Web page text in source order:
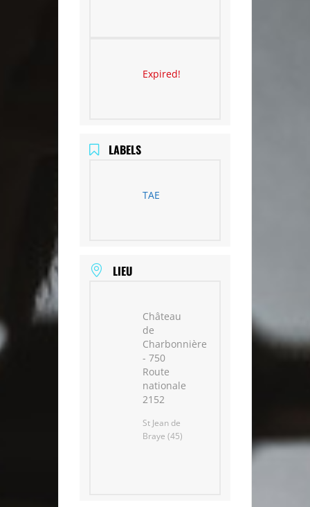
Expired!
LABELS
TAE
LIEU
Château
de
Charbonnière
- 750
Route
nationale
2152
St Jean de
Braye (45)